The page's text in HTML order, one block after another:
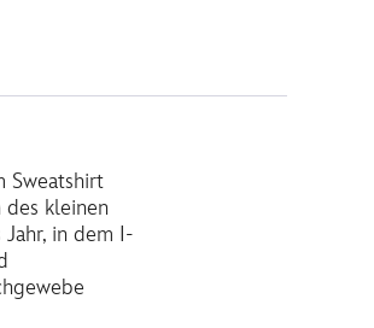
Sweatshirt
kleinen
in dem I-